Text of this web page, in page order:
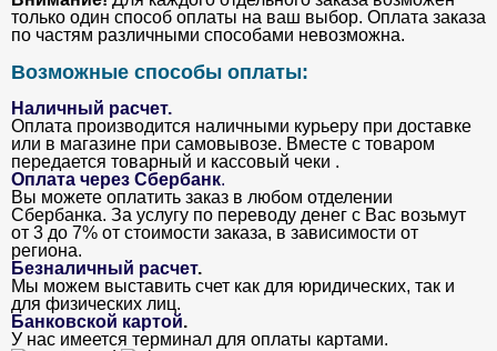
только один способ оплаты на ваш выбор. Оплата заказа
по частям различными способами невозможна.
Возможные способы оплаты:
Наличный расчет.
Оплата производится наличными курьеру при доставке
или в магазине при самовывозе. Вместе с товаром
передается товарный и кассовый чеки .
Оплата через Сбербанк.
Вы можете оплатить заказ в любом отделении
Сбербанка. За услугу по переводу денег с Вас возьмут
от 3 до 7% от стоимости заказа, в зависимости от
региона.
Безналичный расчет.
Мы можем выставить счет как для юридических, так и
для физических лиц.
Банковской картой.
У нас имеется терминал для оплаты картами.